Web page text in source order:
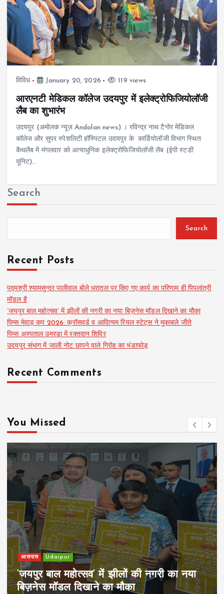
विविध January 20, 2026 119 views
आरएनटी मेडिकल कॉलेज उदयपुर में इलेक्ट्रोफिजियोलॉजी
लैब का शुभारंभ
उदयपुर (अमोलक न्यूज़ Andolan news) । रविन्द्र नाथ टैगोर मेडिकल
कॉलेज और सुपर स्पेशलिटी हॉस्पिटल उदयपुर के कार्डियोलॉजी विभाग स्थित
कैथलैब में मंगलवार को अत्याधुनिक इलेक्ट्रोफिजियोलॉजी लैब (ईपी स्टडी
यूनिट)…
Search
Search
Recent Posts
पद्मश्री श्यामसुन्दर पालीवाल बोले धरातल पर किए गए कार्य का परिणाम ही पिपलांत्री
मॉडल है
‘जयपुर बाल महोत्सव’ में झीलों की नगरी का नया बिज़नेस मॉडल दिखाने का मौका
पिम्स मेवाड़ कप 2026: क्रॉसवर्ड व आदित्यम रियल स्टेट्स ने मुकाबले जीते
पिम्स अस्पताल उमरडा में रक्तदान शिविर
उदयपुर संभाग में जाली नोट छापने वाले गिरोह का भंडाफोड़
Recent Comments
You Missed
आसपास Udaipur
‘जयपुर बाल महोत्सव’ में झीलों की नगरी का नया
बिज़नेस मॉडल दिखाने का मौका